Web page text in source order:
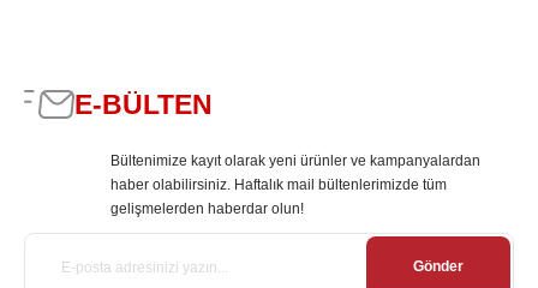
E-BÜLTEN
Bültenimize kayıt olarak yeni ürünler ve kampanyalardan
haber olabilirsiniz. Haftalık mail bültenlerimizde tüm
gelişmelerden haberdar olun!
Gönder